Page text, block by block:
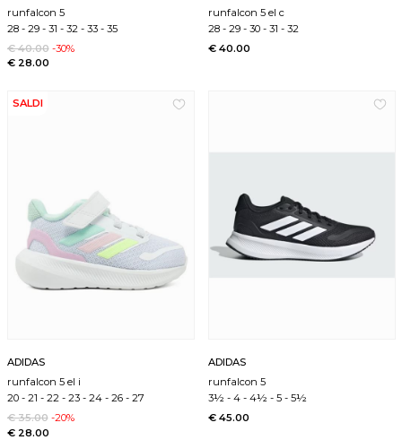
runfalcon 5
28 -29 -31 -32 -33 -35
€ 40.00 -30%
€ 28.00
runfalcon 5 el c
28 -29 -30 -31 -32
€ 40.00
SALDI
ADIDAS
runfalcon 5 el i
20 -21 -22 -23 -24 -26 -27
€ 35.00 -20%
€ 28.00
ADIDAS
runfalcon 5
3½ -4 -4½ -5 -5½
€ 45.00